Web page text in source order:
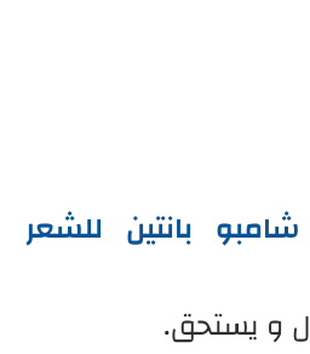
بانتين للشعر
و يستحق.